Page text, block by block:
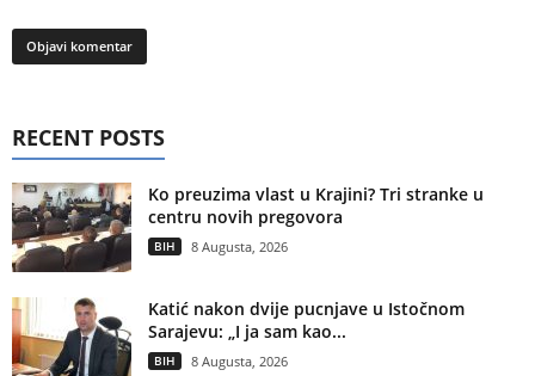
RECENT POSTS
Ko preuzima vlast u Krajini? Tri stranke u
centru novih pregovora
BIH 8 Augusta, 2026
Katić nakon dvije pucnjave u Istočnom
Sarajevu: „I ja sam kao...
BIH 8 Augusta, 2026